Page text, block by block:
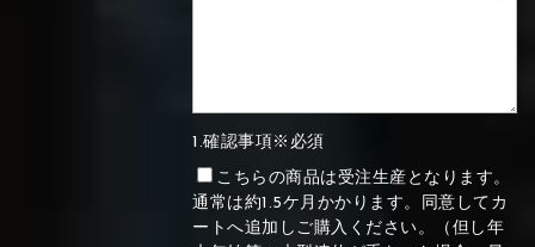
1.確認事項※必須
こちらの商品は受注生産となります。
通常は約1.5ケ月かかります。同意してカ
ートへ追加しご購入ください。（但し年